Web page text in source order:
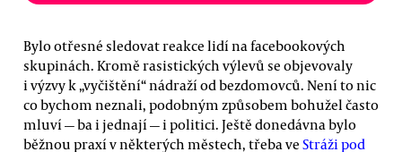
Bylo otřesné sledovat reakce lidí na facebookových
skupinách. Kromě rasistických výlevů se objevovaly
i výzvy k „vyčištění“ nádraží od bezdomovců. Není to nic
co bychom neznali, podobným způsobem bohužel často
mluví — ba i jednají — i politici. Ještě donedávna bylo
běžnou praxí v některých městech, třeba ve Stráži pod